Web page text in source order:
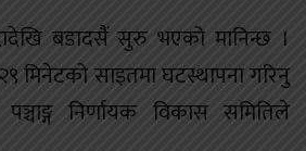
बडादसैं सुरु भएको मानिन्छ ।
मिनेटको साइतमा घटस्थापना गरिनु
निर्णायक विकास समितिले